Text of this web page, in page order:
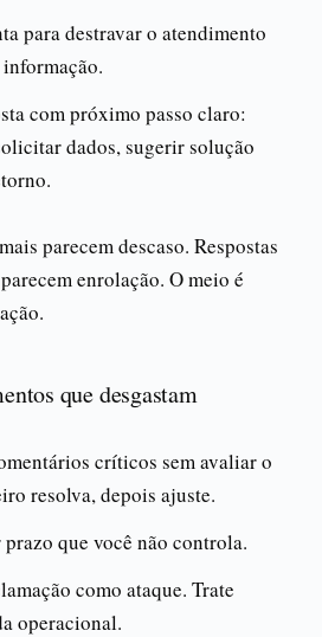
para destravar o atendimento
com próximo passo claro:
dados, sugerir solução
parecem descaso. Respostas
enrolação. O meio é
que desgastam
críticos sem avaliar o
resolva, depois ajuste.
que você não controla.
como ataque. Trate
operacional.